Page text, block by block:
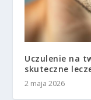
Uczulenie na
skuteczne
2 maja 2026